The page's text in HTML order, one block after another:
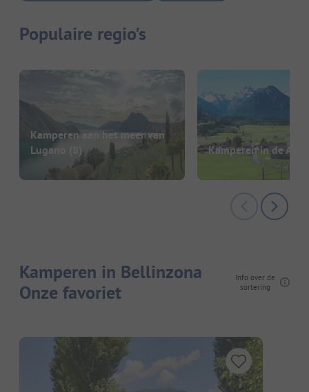
Populaire regio's
Kamperen aan het meer van
Lugano
Kamperen in de
Kamperen in Bellinzona
Onze favoriet
Info over de
sortering